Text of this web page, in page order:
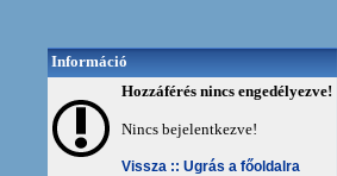
Információ
Hozzáférés nincs engedélyezve!
Nincs bejelentkezve!
Vissza :: Ugrás a főoldalra